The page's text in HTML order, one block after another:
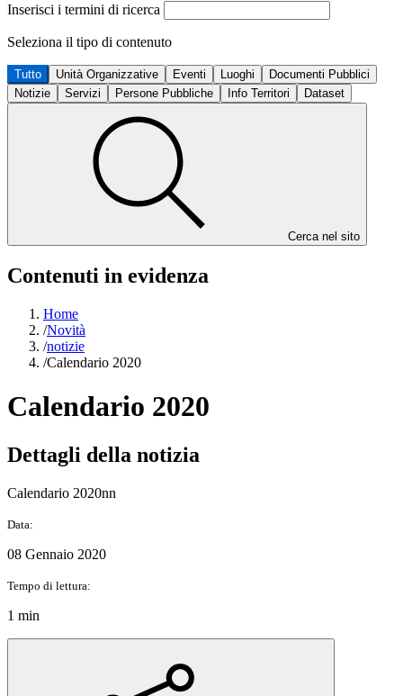
Inserisci i termini di ricerca
Seleziona il tipo di contenuto
Tutto Unità Organizzative Eventi Luoghi
Documenti Pubblici
Notizie
Servizi Persone Pubbliche Info Territori Dataset
Cerca nel sito
Contenuti in evidenza
Home
/Novità
/notizie
/Calendario 2020
Calendario 2020
Dettagli della notizia
Calendario 2020nn
Data:
08 Gennaio 2020
Tempo di lettura:
1 min